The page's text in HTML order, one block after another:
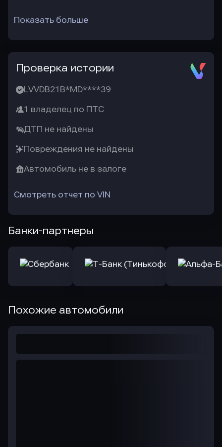
Показать больше
Проверка истории
LVVDB21B*MD****39
1 владелец по ПТС
ДТП не найдены
Повреждения не найдены
Автомобиль не в залоге
Смотреть отчет по VIN
Банки-партнеры
Похожие автомобили